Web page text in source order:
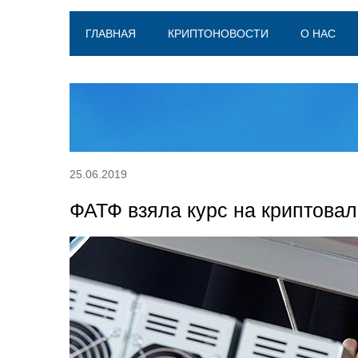
ГЛАВНАЯ КРИПТОНОВОСТИ О НАС
25.06.2019
ФАТФ взяла курс на